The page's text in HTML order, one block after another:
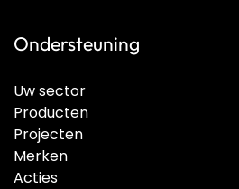
Ondersteuning
Uw sector
Producten
Projecten
Merken
Acties